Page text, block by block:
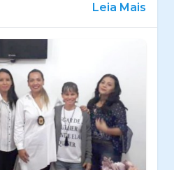
Leia Mais